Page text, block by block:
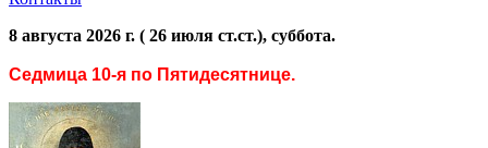
8 августа 2026 г. ( 26 июля ст.ст.), суббота.
Седмица 10-я по Пятидесятнице.